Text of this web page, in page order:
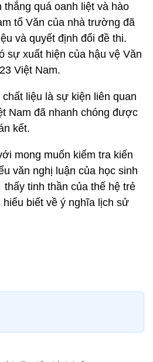
quá oanh liệt và hào
tổ Văn của nhà trường đã
và quyết định đổi đề thi.
sự xuất hiện của hậu vệ Văn
Việt Nam.
liệu là sự kiện liên quan
Nam đã nhanh chóng được
kết.
mong muốn kiểm tra kiến
văn nghị luận của học sinh
tinh thần của thế hệ trẻ
biết về ý nghĩa lịch sử